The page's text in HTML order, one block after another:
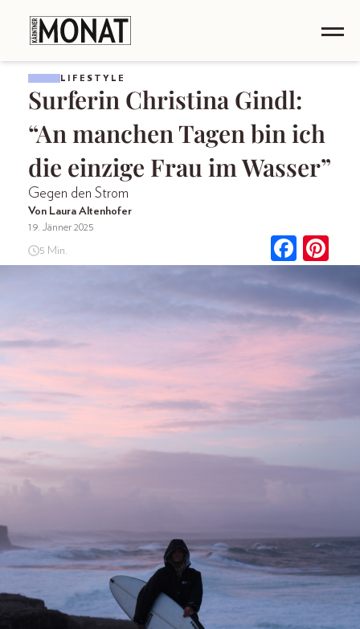
LIFESTYLE
Surferin Christina Gindl:
“An manchen Tagen bin ich
die einzige Frau im Wasser”
Gegen den Strom
Von Laura Altenhofer
19. Jänner 2025
5 Min.